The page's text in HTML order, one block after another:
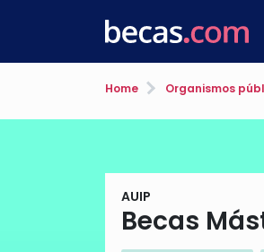
Home Organismos
AUIP
Becas